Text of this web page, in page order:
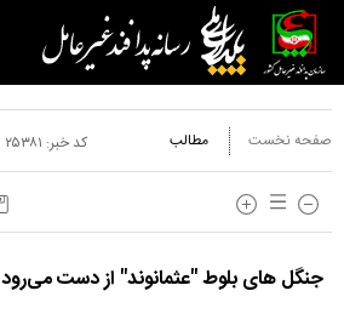
صفحه نخست مطالب کد خبر: ۲۵۳۸۱
جنگل های بلوط "عثمانوند" از دست می‌رود